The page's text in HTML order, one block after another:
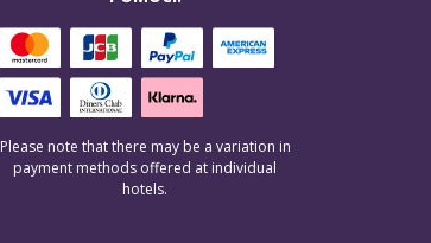
Please note that there may be a variation in
payment methods offered at individual
hotels.